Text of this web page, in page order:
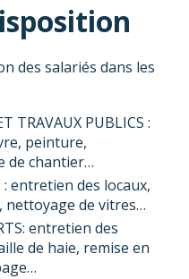
des salariés dans les
TRAVAUX PUBLICS :
peinture,
de chantier…
: entretien des locaux,
nettoyage de vitres…
entretien des
de haie, remise en